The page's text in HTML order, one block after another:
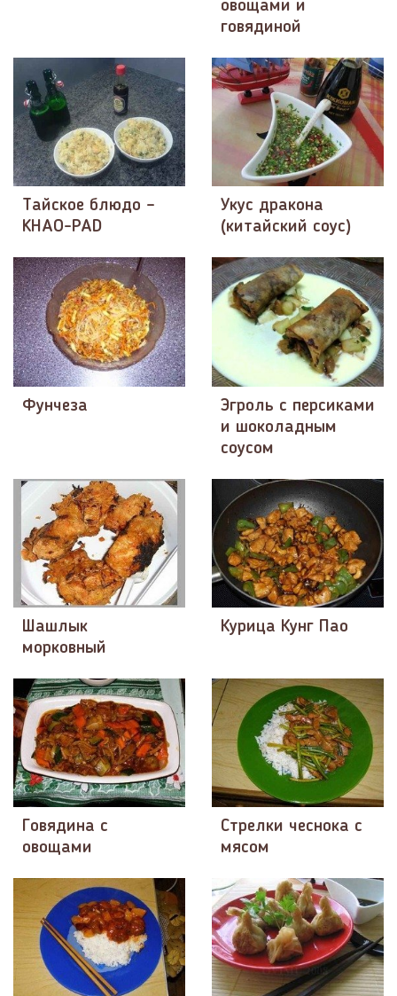
овощами и
говядиной
Тайское блюдо –
KHAO-PAD
Укус дракона
(китайский соус)
Фунчеза
Эгроль с персиками
и шоколадным
соусом
Шашлык
морковный
Курица Кунг Пао
Говядина с
овощами
Стрелки чеснока с
мясом